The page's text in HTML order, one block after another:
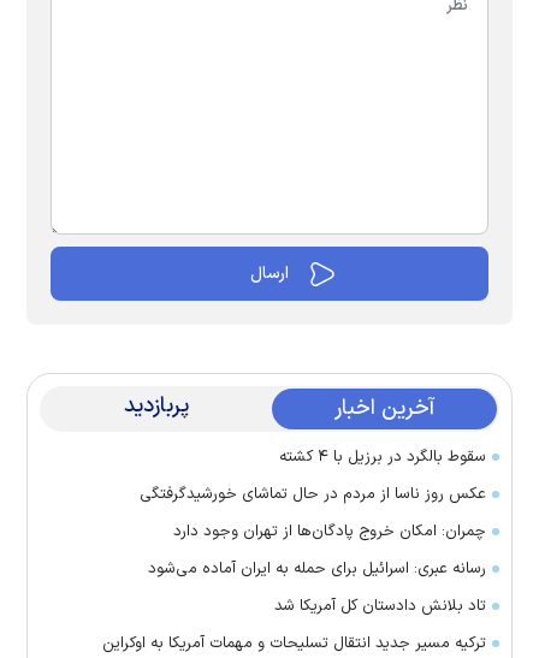
آخرین اخبار پربازدید
سقوط بالگرد در برزیل با ۴ کشته
عکس روز ناسا از مردم در حال تماشای خورشیدگرفتگی
چمران: امکان خروج پادگان‌ها از تهران وجود دارد
رسانه عبری: اسرائیل برای حمله به ایران آماده می‌شود
تاد بلانش دادستان کل آمریکا شد
ترکیه مسیر جدید انتقال تسلیحات و مهمات آمریکا به اوکراین